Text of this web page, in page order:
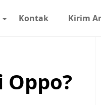
Kontak Kirim
Oppo?